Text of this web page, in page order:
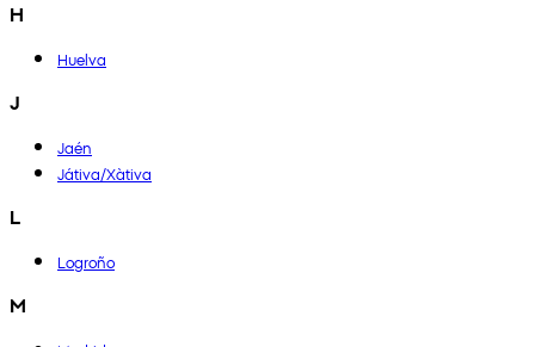
H
Huelva
J
Jaén
Játiva/Xàtiva
L
Logroño
M